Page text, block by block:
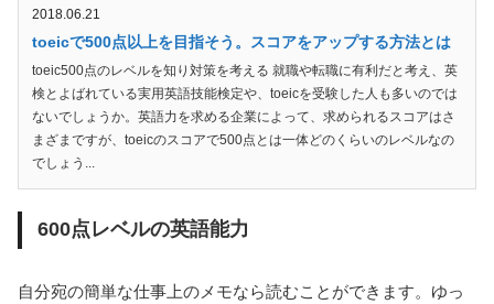
2018.06.21
toeicで500点以上を目指そう。スコアをアップする方法とは
toeic500点のレベルを知り対策を考える 就職や転職に有利だと考え、英
検とよばれている実用英語技能検定や、toeicを受験した人も多いのでは
ないでしょうか。英語力を求める企業によって、求められるスコアはさ
まざまですが、toeicのスコアで500点とは一体どのくらいのレベルなの
でしょう...
600点レベルの英語能力
自分宛の簡単な仕事上のメモなら読むことができます。ゆっ